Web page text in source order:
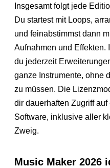
Insgesamt folgt jede
Du startest mit Loops,
und feinabstimmst dann
Aufnahmen und Effekten.
du jederzeit
ganze Instrumente, ohne
zu müssen. Die
dir dauerhaften Zugriff
Software, inklusive aller
Zweig.
Music Maker 2026